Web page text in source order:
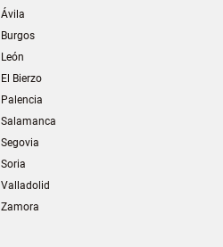
Ávila
Burgos
León
El Bierzo
Palencia
Salamanca
Segovia
Soria
Valladolid
Zamora